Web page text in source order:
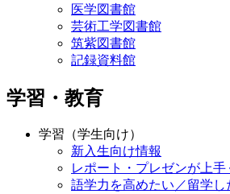
医学図書館
芸術工学図書館
筑紫図書館
記録資料館
学習・教育
学習（学生向け）
新入生向け情報
レポート・プレゼンが上手
語学力を高めたい／留学し